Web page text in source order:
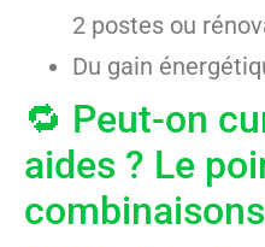
2 postes ou
Du gain
🔁 Peut-on
aides ? Le